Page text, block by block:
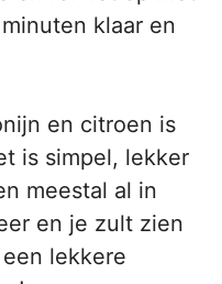
klaar en
en citroen is
is simpel, lekker
meestal al in
en je zult zien
lekkere